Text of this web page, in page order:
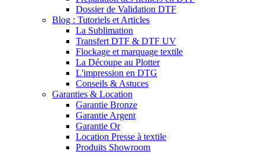
Dossier de Validation DTF
Blog : Tutoriels et Articles
La Sublimation
Transfert DTF & DTF UV
Flockage et marquage textile
La Découpe au Plotter
L'impression en DTG
Conseils & Astuces
Garanties & Location
Garantie Bronze
Garantie Argent
Garantie Or
Location Presse à textile
Produits Showroom